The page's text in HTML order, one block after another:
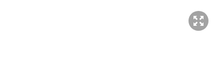
△但現在只要有了簡單易用的Panasonic